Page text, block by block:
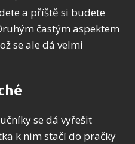
a příště si budete
častým aspektem
se ale dá velmi
se dá vyřešit
k nim stačí do pračky